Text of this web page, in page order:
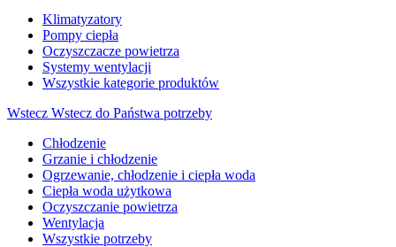
Klimatyzatory
Pompy ciepła
Oczyszczacze powietrza
Systemy wentylacji
Wszystkie kategorie produktów
Wstecz Wstecz do Państwa potrzeby
Chłodzenie
Grzanie i chłodzenie
Ogrzewanie, chłodzenie i ciepła woda
Ciepła woda użytkowa
Oczyszczanie powietrza
Wentylacja
Wszystkie potrzeby